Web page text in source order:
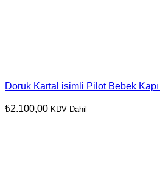
Doruk Kartal isimli Pilot Bebek
₺2.100,00 KDV Dahil